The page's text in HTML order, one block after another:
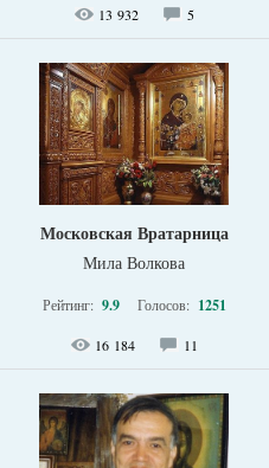
13 932 5
Московская Вратарница
Мила Волкова
Рейтинг: 9.9 Голосов: 1251
16 184 11